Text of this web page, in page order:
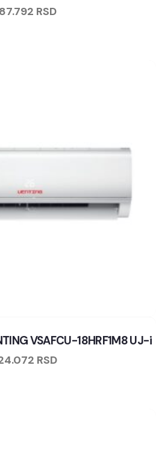
87.792 RSD
VSAFCU-18HRF1M8 UJ-i
RSD